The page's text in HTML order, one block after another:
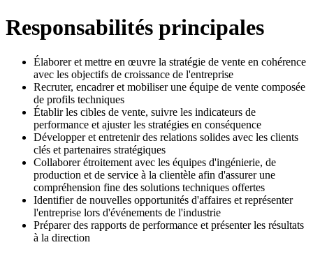
Responsabilités principales
Élaborer et mettre en œuvre la stratégie de vente en cohérence
avec les objectifs de croissance de l'entreprise
Recruter, encadrer et mobiliser une équipe de vente composée
de profils techniques
Établir les cibles de vente, suivre les indicateurs de
performance et ajuster les stratégies en conséquence
Développer et entretenir des relations solides avec les clients
clés et partenaires stratégiques
Collaborer étroitement avec les équipes d'ingénierie, de
production et de service à la clientèle afin d'assurer une
compréhension fine des solutions techniques offertes
Identifier de nouvelles opportunités d'affaires et représenter
l'entreprise lors d'événements de l'industrie
Préparer des rapports de performance et présenter les résultats
à la direction